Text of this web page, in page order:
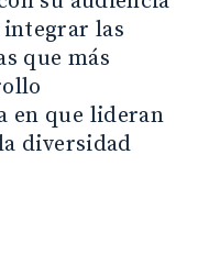
las
que más
en que lideran
diversidad